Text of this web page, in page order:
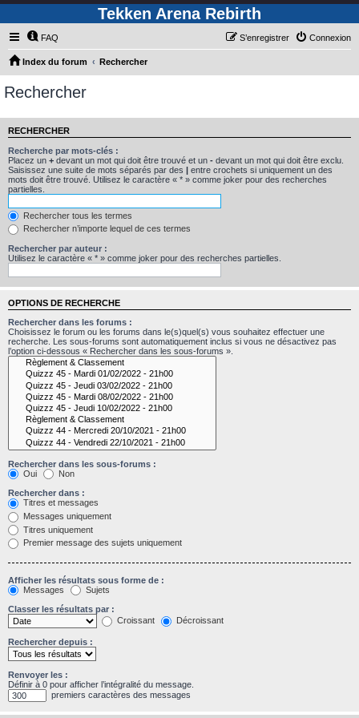
Tekken Arena Rebirth
FAQ Connexion
S’enregistrer
Index du forum Rechercher
Rechercher
RECHERCHER
Recherche par mots-clés :
Placez un + devant un mot qui doit être trouvé et un - devant un mot qui doit être exclu.
Saisissez une suite de mots séparés par des | entre crochets si uniquement un des
mots doit être trouvé. Utilisez le caractère « * » comme joker pour des recherches
partielles.
Rechercher tous les termes
Rechercher n’importe lequel de ces termes
Rechercher par auteur :
Utilisez le caractère « * » comme joker pour des recherches partielles.
OPTIONS DE RECHERCHE
Rechercher dans les forums :
Choisissez le forum ou les forums dans le(s)quel(s) vous souhaitez effectuer une
recherche. Les sous-forums sont automatiquement inclus si vous ne désactivez pas
l’option ci-dessous « Rechercher dans les sous-forums ».
Rechercher dans les sous-forums :
Oui
Non
Rechercher dans :
Titres et messages
Messages uniquement
Titres uniquement
Premier message des sujets uniquement
Afficher les résultats sous forme de :
Messages
Sujets
Classer les résultats par :
Croissant
Décroissant
Rechercher depuis :
Renvoyer les :
Définir à 0 pour afficher l’intégralité du message.
premiers caractères des messages